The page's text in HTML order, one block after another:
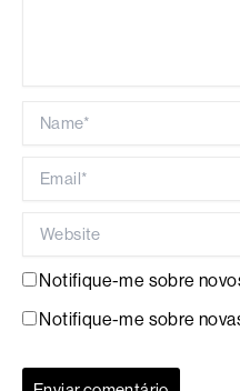
Notifique-me sobre
Notifique-me sobre